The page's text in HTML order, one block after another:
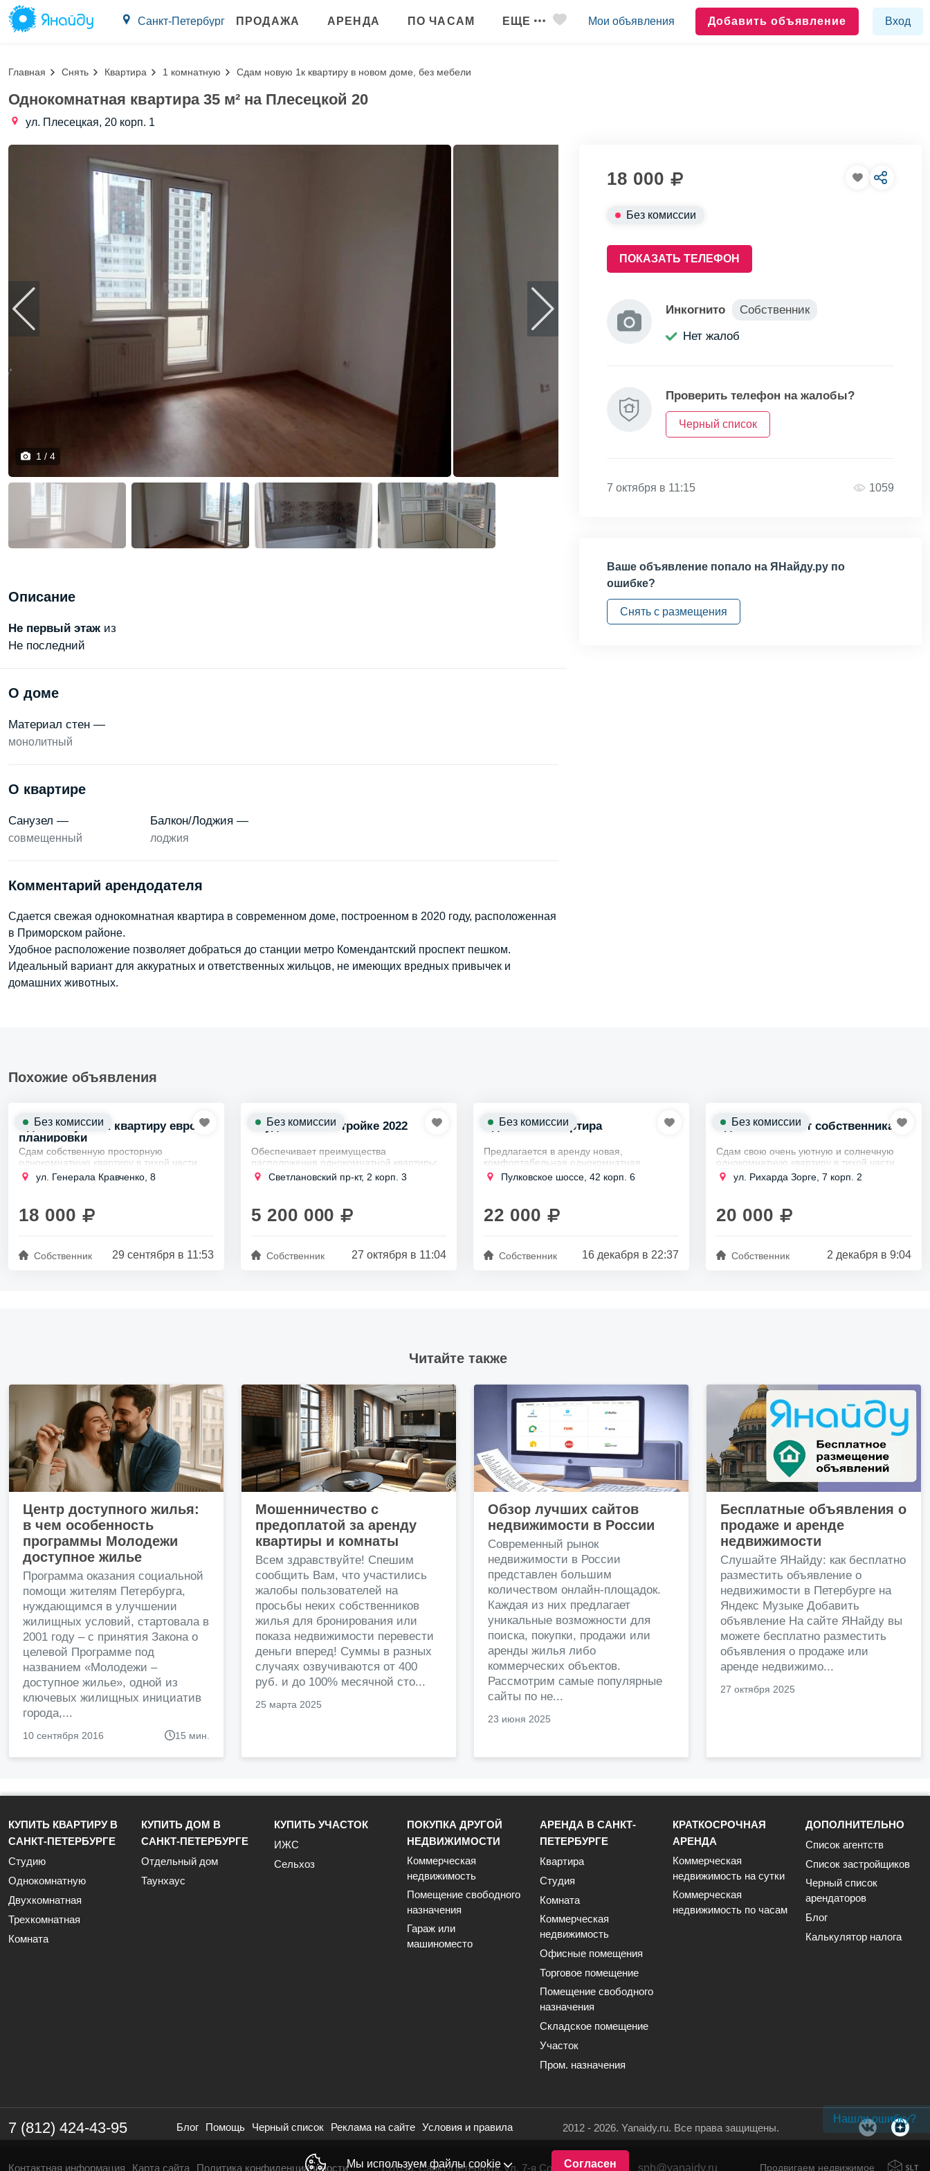
Санкт-Петербург ПРОДАЖА АРЕНДА ПО ЧАСАМ ЕЩЕ Мои объявления Добавить объявление Вход
Главная Снять Квартира 1 комнатную Сдам новую 1к квартиру в новом доме, без мебели
Однокомнатная квартира 35 м² на Плесецкой 20
ул. Плесецкая, 20 корп. 1
1 / 4
18 000
Без комиссии
ПОКАЗАТЬ ТЕЛЕФОН
Инкогнито
Собственник
Нет жалоб
Проверить телефон на жалобы?
Черный список
7 октября в 11:15 1059
Ваше объявление попало на ЯНайду.ру по
ошибке?
Снять с размещения
Описание
Не первый этаж из
Не последний
О доме
Материал стен —
монолитный
О квартире
Санузел —
совмещенный
Балкон/Лоджия —
лоджия
Комментарий арендодателя
Сдается свежая однокомнатная квартира в современном доме, построенном в 2020 году, расположенная
в Приморском районе.
Удобное расположение позволяет добраться до станции метро Комендантский проспект пешком.
Идеальный вариант для аккуратных и ответственных жильцов, не имеющих вредных привычек и
домашних животных.
Похожие объявления
Сдам новую 1-к квартиру евро
планировки
Сдам собственную просторную
однокомнатную квартиру в тихой части
города в зеленом Кировском районе, на
длительный срок аккуратным и
ул. Генерала Кравченко, 8
18 000
Собственник 29 сентября в 11:53
Без комиссии Студия в новостройке 2022
Обеспечивает преимущества
расположения однокомнатной квартиры:
Близость к парку «Сосновка» для
Удобный доступ к метро «Проспект
Просвещения».
Светлановский пр-кт, 2 корп. 3
5 200 000
Собственник 27 октября в 11:04
Без комиссии Сдается 1к квартира
Предлагается в аренду новая,
комфортабельная однокомнатная
квартира в элитном районе Москвы, в ЖК
ЦДС Московский.
Звездная и...
Пулковское шоссе, 42 корп. 6
22 000
Собственник 16 декабря в 22:37
Без комиссии Сдается 1к кв от собственника
Сдам свою очень уютную и солнечную
однокомнатную квартиру в тихой части
Кировского районе около станции метро
Ленинский Проспект, на длительный срок
ул. Рихарда Зорге, 7 корп. 2
20 000
Собственник 2 декабря в 9:04
Без комиссии
Читайте также
Центр доступного жилья:
в чем особенность
программы Молодежи
доступное жилье
Программа оказания социальной
помощи жителям Петербурга,
нуждающимся в улучшении
жилищных условий, стартовала в
2001 году – с принятия Закона о
целевой Программе под
названием «Молодежи –
доступное жилье», одной из
ключевых жилищных инициатив
города,...
10 сентября 2016 15 мин.
Мошенничество с
предоплатой за аренду
квартиры и комнаты
Всем здравствуйте! Спешим
сообщить Вам, что участились
жалобы пользователей на
просьбы неких собственников
жилья для бронирования или
показа недвижимости перевести
деньги вперед! Суммы в разных
случаях озвучиваются от 400
руб. и до 100% месячной сто...
25 марта 2025
Обзор лучших сайтов
недвижимости в России
Современный рынок
недвижимости в России
представлен большим
количеством онлайн-площадок.
Каждая из них предлагает
уникальные возможности для
поиска, покупки, продажи или
аренды жилья либо
коммерческих объектов.
Рассмотрим самые популярные
сайты по не...
23 июня 2025
Бесплатные объявления о
продаже и аренде
недвижимости
Слушайте ЯНайду: как бесплатно
разместить объявление о
недвижимости в Петербурге на
Яндекс Музыке Добавить
объявление На сайте ЯНайду вы
можете бесплатно разместить
объявления о продаже или
аренде недвижимо...
27 октября 2025
Мы используем файлы cookie Согласен
Нашли ошибку?
КУПИТЬ КВАРТИРУ В
САНКТ-ПЕТЕРБУРГЕ
Студию
Однокомнатную
Двухкомнатная
Трехкомнатная
Комната
КУПИТЬ ДОМ В
САНКТ-ПЕТЕРБУРГЕ
Отдельный дом
Таунхаус
КУПИТЬ УЧАСТОК
ИЖС
Сельхоз
ПОКУПКА ДРУГОЙ
НЕДВИЖИМОСТИ
Коммерческая
недвижимость
Помещение свободного
назначения
Гараж или
машиноместо
АРЕНДА В САНКТ-
ПЕТЕРБУРГЕ
Квартира
Студия
Комната
Коммерческая
недвижимость
Офисные помещения
Торговое помещение
Помещение свободного
назначения
Складское помещение
Участок
Пром. назначения
КРАТКОСРОЧНАЯ
АРЕНДА
Коммерческая
недвижимость на сутки
Коммерческая
недвижимость по часам
ДОПОЛНИТЕЛЬНО
Список агентств
Список застройщиков
Черный список
арендаторов
Блог
Калькулятор налога
7 (812) 424-43-95 Блог Помощь Черный список Реклама на сайте Условия и правила 2012 - 2026. Yanaidy.ru. Все права защищены.
Контактная информация Карта сайта Политика конфиденциальности 191036, Санкт-Петербург, ул. 7-я Советская, 16 spb@yanaidy.ru Продвигаем недвижимое